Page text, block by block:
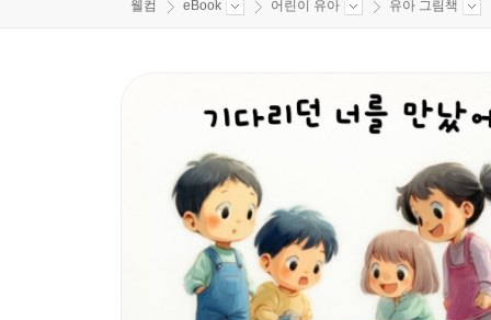
웰컴 eBook 어린이 유아 유아 그림책